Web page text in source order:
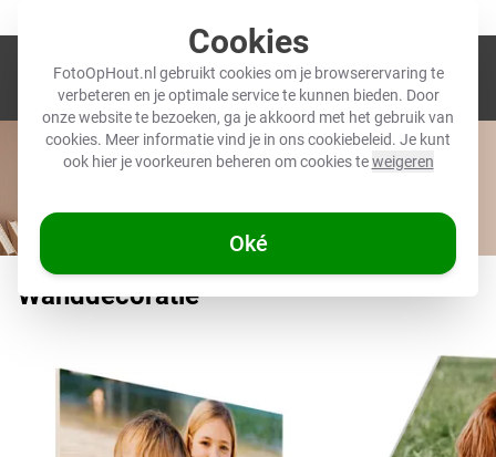
Cookies
FotoOpHout.nl gebruikt cookies om je browserervaring te
verbeteren en je optimale service te kunnen bieden. Door
onze website te bezoeken, ga je akkoord met het gebruik van
cookies. Meer informatie vind je in onscookiebeleid. Je kunt
ook hier je voorkeuren beheren om cookies teweigeren
Oké
Wanddecoratie